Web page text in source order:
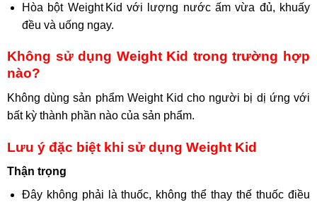
Hòa bột Weight Kid với lượng nước ấm vừa đủ, khuấy
đều và uống ngay.
Không sử dụng Weight Kid trong trường hợp
nào?
Không dùng sản phẩm Weight Kid cho người bị dị ứng với
bất kỳ thành phần nào của sản phẩm.
Lưu ý đặc biệt khi sử dụng Weight Kid
Thận trọng
Đây không phải là thuốc, không thể thay thế thuốc điều